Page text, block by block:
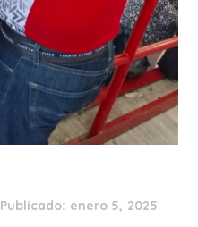
Publicado: enero 5, 2025